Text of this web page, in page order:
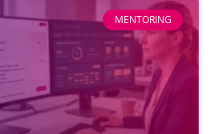
MENTORING